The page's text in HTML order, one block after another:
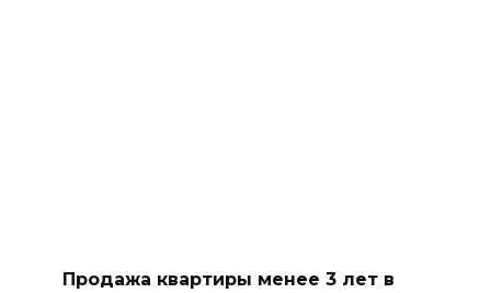
Продажа квартиры менее 3 лет в